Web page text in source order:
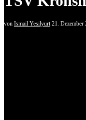
von Ismail Yesilyurt 21. Dezember